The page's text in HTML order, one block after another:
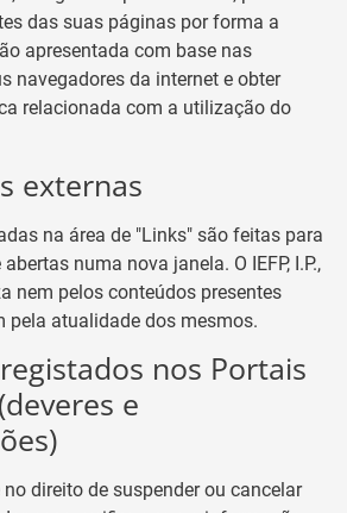
das suas páginas por forma a
apresentada com base nas
navegadores da internet e obter
relacionada com a utilização do
externas
na área de "Links" são feitas para
numa nova janela. O IEFP, I.P.,
nem pelos conteúdos presentes
pela atualidade dos mesmos.
nos Portais
e
no direito de suspender ou cancelar